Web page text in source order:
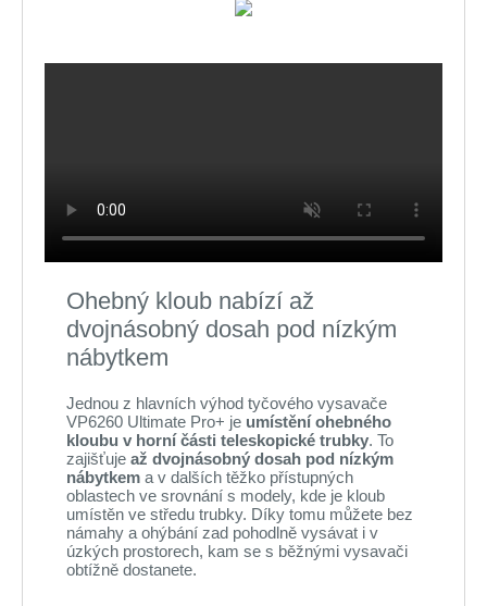
Ohebný kloub nabízí až
dvojnásobný dosah pod nízkým
nábytkem
Jednou z hlavních výhod tyčového vysavače
VP6260 Ultimate Pro+ je umístění ohebného
kloubu v horní části teleskopické trubky. To
zajišťuje až dvojnásobný dosah pod nízkým
nábytkem a v dalších těžko přístupných
oblastech ve srovnání s modely, kde je kloub
umístěn ve středu trubky. Díky tomu můžete bez
námahy a ohýbání zad pohodlně vysávat i v
úzkých prostorech, kam se s běžnými vysavači
obtížně dostanete.